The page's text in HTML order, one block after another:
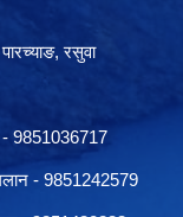
रसुवा
- 9851036717
- 9851242579